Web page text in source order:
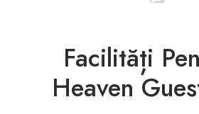
Facilități
Heaven